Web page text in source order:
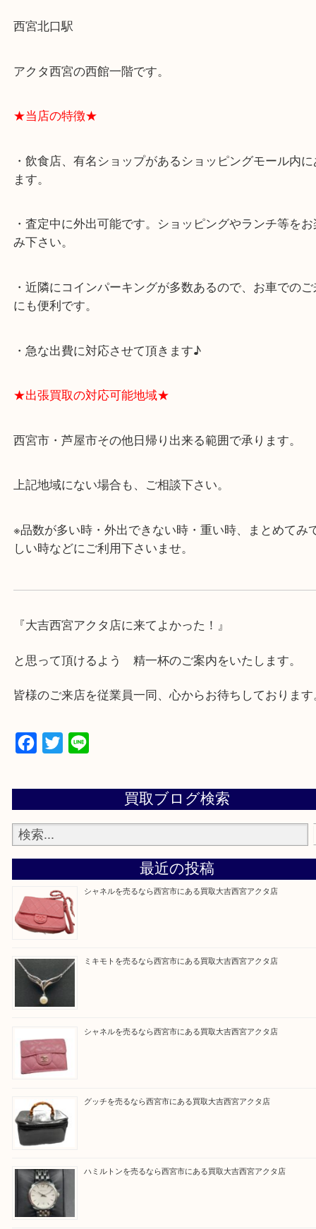
西宮北口駅
アクタ西宮の西館一階です。
★当店の特徴★
・飲食店、有名ショップがあるショッピングモール
み下さい。
・近隣にコインパーキングが多数あるので、お車で
にも便利です。
・急な出費に対応させて頂きます♪
西宮市・芦屋市その他日帰り出来る範囲で承ります
上記地域にない場合も、ご相談下さい。
※品数が多い時・外出できない時・重い時、まとめ
しい時などにご利用下さいませ。
『大吉西宮アクタ店に来てよかった！』
と思って頂けるよう 精一杯のご案内をいたします
皆様のご来店を従業員一同、心からお待ちしており
Facebook
Twitter
シャネルを売るなら西宮市にある買取大吉西宮アクタ店